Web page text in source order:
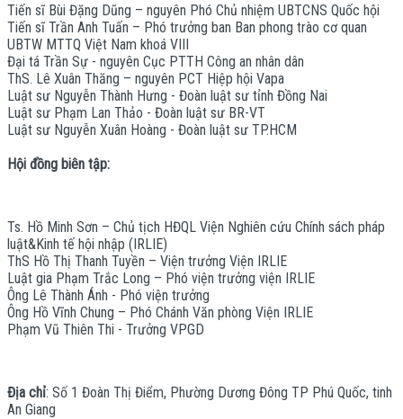
Tiến sĩ Bùi Đặng Dũng – nguyên Phó Chủ nhiệm UBTCNS Quốc hội
Tiến sĩ Trần Anh Tuấn – Phó trưởng ban Ban phong trào cơ quan
UBTW MTTQ Việt Nam khoá VIII
Đại tá Trần Sự - nguyên Cục PTTH Công an nhân dân
ThS. Lê Xuân Thăng – nguyên PCT Hiệp hội Vapa
Luật sư Nguyễn Thành Hưng - Đoàn luật sư tỉnh Đồng Nai
Luật sư Phạm Lan Thảo - Đoàn luật sư BR-VT
Luật sư Nguyễn Xuân Hoàng - Đoàn luật sư TP.HCM
Hội đồng biên tập:
Ts. Hồ Minh Sơn – Chủ tịch HĐQL Viện Nghiên cứu Chính sách pháp
luật&Kinh tế hội nhập (IRLIE)
ThS Hồ Thị Thanh Tuyền – Viện trưởng Viện IRLIE
Luật gia Phạm Trắc Long – Phó viện trưởng viện IRLIE
Ông Lê Thành Ánh - Phó viện trưởng
Ông Hồ Vĩnh Chung – Phó Chánh Văn phòng Viện IRLIE
Phạm Vũ Thiên Thi - Trưởng VPGD
Địa chỉ: Số 1 Đoàn Thị Điểm, Phường Dương Đông TP Phú Quốc, tinh
An Giang